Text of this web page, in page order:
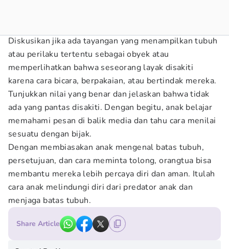
Diskusikan jika ada tayangan yang menampilkan tubuh
atau perilaku tertentu sebagai obyek atau
memperlihatkan bahwa seseorang layak disakiti
karena cara bicara, berpakaian, atau bertindak mereka.
Tunjukkan nilai yang benar dan jelaskan bahwa tidak
ada yang pantas disakiti. Dengan begitu, anak belajar
memahami pesan di balik media dan tahu cara menilai
sesuatu dengan bijak.
Dengan membiasakan anak mengenal batas tubuh,
persetujuan, dan cara meminta tolong, orangtua bisa
membantu mereka lebih percaya diri dan aman. Itulah
cara anak melindungi diri dari predator anak dan
menjaga batas tubuh.
Share Article